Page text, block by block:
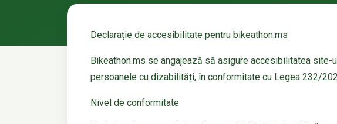
Declarație de accesibilitate pentru bikeathon.ms
Bikeathon.ms se angajează să asigure accesibilitatea
persoanele cu dizabilități, în conformitate cu Legea 232/
Nivel de conformitate